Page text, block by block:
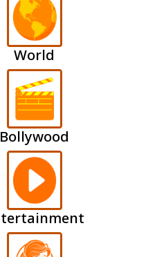
World
Bollywood